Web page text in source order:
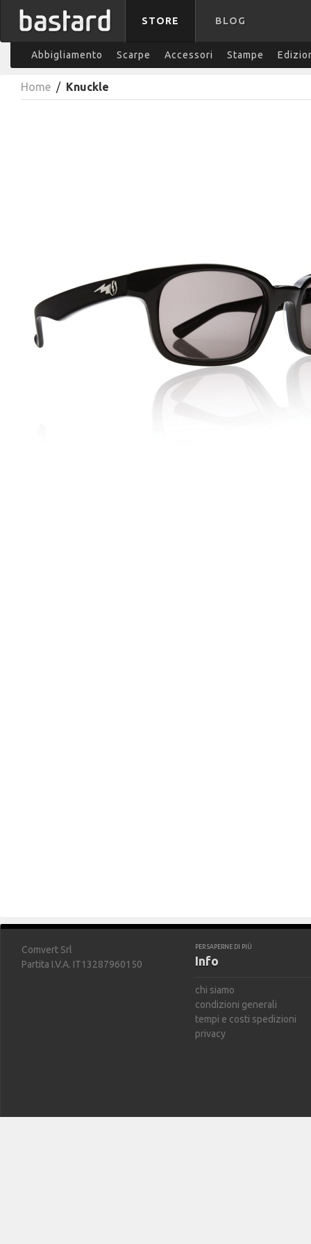
STORE BLOG
Abbigliamento Scarpe Accessori Stampe
Home / Knuckle
Comvert Srl
Partita I.V.A. IT13287960150
PER SAPERNE DI PIÙ
Info
chi siamo
condizioni generali
tempi e costi spedizioni
privacy